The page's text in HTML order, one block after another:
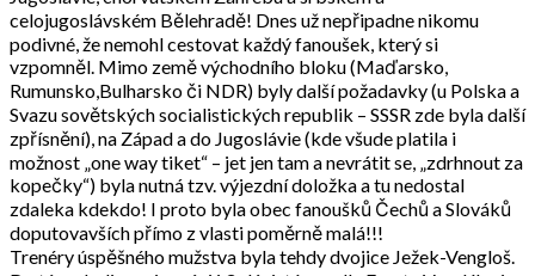
celojugoslávském Bělehradě! Dnes už nepřipadne nikomu
podivné, že nemohl cestovat každý fanoušek, který si
vzpomněl. Mimo země východního bloku (Maďarsko,
Rumunsko,Bulharsko či NDR) byly další požadavky (u Polska a
Svazu sovětských socialistických republik – SSSR zde byla další
zpřísnění), na Západ a do Jugoslávie (kde všude platila i
možnost „one way tiket“ – jet jen tam a nevrátit se, „zdrhnout za
kopečky“) byla nutná tzv. výjezdní doložka a tu nedostal
zdaleka kdekdo! I proto byla obec fanoušků Čechů a Slováků
doputovavších přímo z vlasti poměrně malá!!!
Trenéry úspěšného mužstva byla tehdy dvojice Ježek-Vengloš.